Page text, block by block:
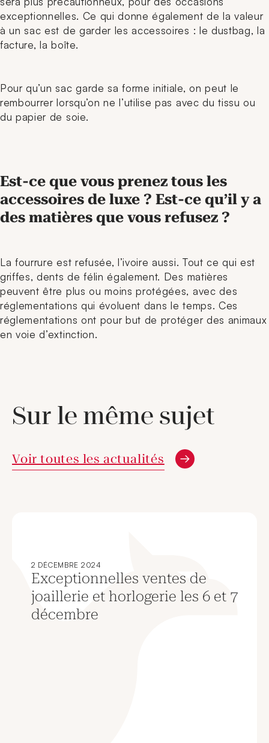
exceptionnelles. Ce qui donne également de la valeur
à un sac est de garder les accessoires : le dustbag, la
facture, la boîte.
Pour qu’un sac garde sa forme initiale, on peut le
rembourrer lorsqu’on ne l’utilise pas avec du tissu ou
du papier de soie.
Est-ce que vous prenez tous les
accessoires de luxe ? Est-ce qu’il y a
des matières que vous refusez ?
La fourrure est refusée, l’ivoire aussi. Tout ce qui est
griffes, dents de félin également. Des matières
peuvent être plus ou moins protégées, avec des
réglementations qui évoluent dans le temps. Ces
réglementations ont pour but de protéger des animaux
en voie d’extinction.
Sur le même sujet
Voir toutes les actualités
2 DÉCEMBRE 2024
Exceptionnelles ventes de
joaillerie et horlogerie les 6 et 7
décembre